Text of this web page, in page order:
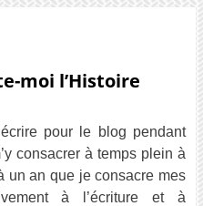
moi l’Histoire
pour le blog pendant
consacrer à temps plein à
un an que je consacre mes
à l’écriture et à